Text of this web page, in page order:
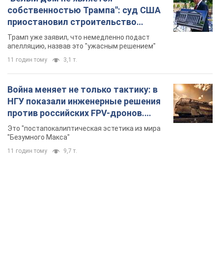
"Безумного Макса"
11 годин тому 9,7 т.